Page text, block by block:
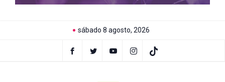
sábado 8 agosto, 2026